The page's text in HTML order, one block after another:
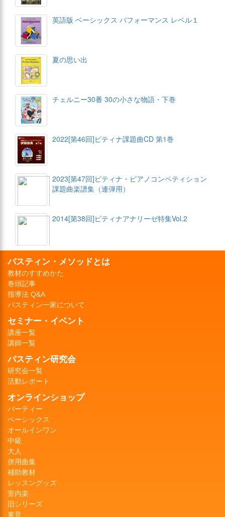
英語版 ベーシックス パフォーマンス レベル１
夏の思い出
チェルニー30番 30の小さな物語・下巻
2022[第46回]ピティナ課題曲CD 第1巻
2023[第47回]ピティナ・ピアノコンペティション
課題曲楽譜集（連弾用）
2014[第38回]ピティナアナリーゼ特集Vol.2
バスティン・メソッドとは
教材のすすめかた
巻頭記事
指導法 Q&A
バスティン一家について
セミナー・イベント
講座一覧
講師一覧
バスティン研究会
研究会一覧
活動レポート
オンラインショップ
パーティー
ベーシックス
オールインワン
中級
大人
併用曲集
補助教材
レッスングッズ
室内楽
旧シリーズ
東音